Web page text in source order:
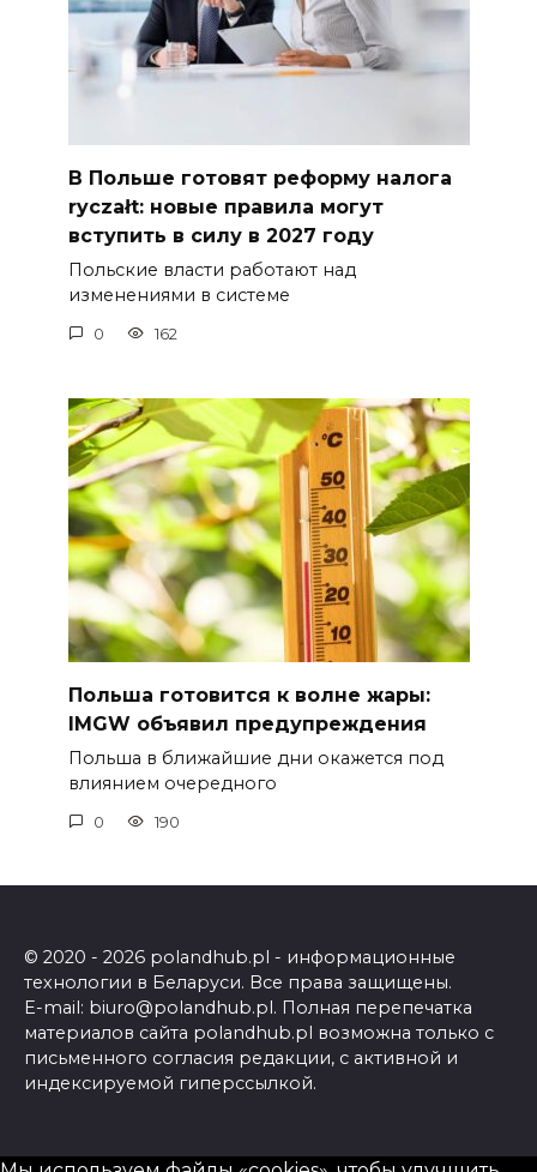
В Польше готовят реформу налога
ryczałt: новые правила могут
вступить в силу в 2027 году
Польские власти работают над
изменениями в системе
0 162
Польша готовится к волне жары:
IMGW объявил предупреждения
Польша в ближайшие дни окажется под
влиянием очередного
0 190
© 2020 - 2026 polandhub.pl - информационные
технологии в Беларуси. Все права защищены.
E-mail: biuro@polandhub.pl. Полная перепечатка
материалов сайта polandhub.pl возможна только с
письменного согласия редакции, с активной и
индексируемой гиперссылкой.